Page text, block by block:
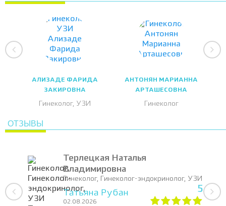
АЛИЗАДЕ ФАРИДА
ЗАКИРОВНА
Гинеколог, УЗИ
АНТОНЯН МАРИАННА
АРТАШЕСОВНА
Гинеколог
ОТЗЫВЫ
Терлецкая Наталья
Владимировна
Гинеколог, Гинеколог-эндокринолог, УЗИ
Татьяна Рубан
02.08.2026
5